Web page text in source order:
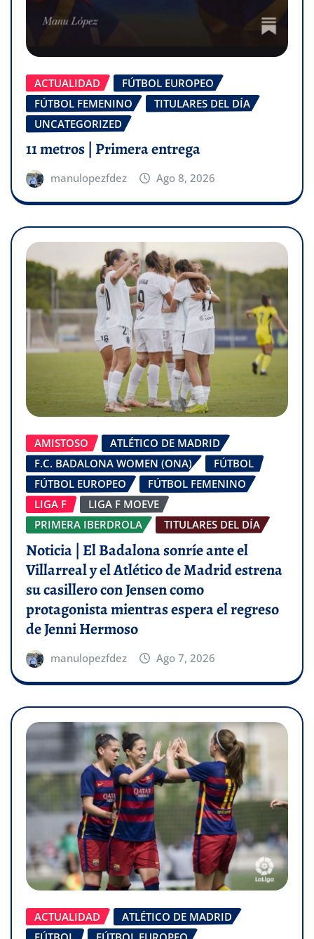
ACTUALIDAD
FÚTBOL EUROPEO
FÚTBOL FEMENINO
TITULARES DEL DÍA
UNCATEGORIZED
11 metros | Primera entrega
manulopezfdez Ago 8, 2026
AMISTOSO
ATLÉTICO DE MADRID
F.C. BADALONA WOMEN (ONA)
FÚTBOL
FÚTBOL EUROPEO
FÚTBOL FEMENINO
LIGA F
LIGA F MOEVE
PRIMERA IBERDROLA
TITULARES DEL DÍA
Noticia | El Badalona sonríe ante el
Villarreal y el Atlético de Madrid estrena
su casillero con Jensen como
protagonista mientras espera el regreso
de Jenni Hermoso
manulopezfdez Ago 7, 2026
ACTUALIDAD
ATLÉTICO DE MADRID